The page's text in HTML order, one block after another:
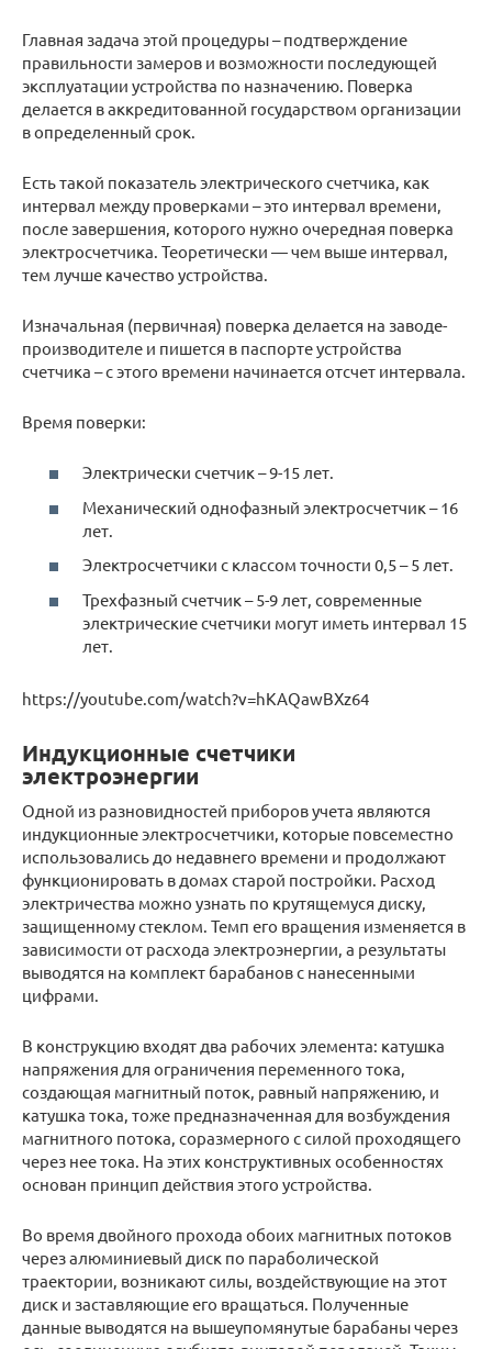
Главная задача этой процедуры – подтверждение
правильности замеров и возможности последующей
эксплуатации устройства по назначению. Поверка
делается в аккредитованной государством организации
в определенный срок.
Есть такой показатель электрического счетчика, как
интервал между проверками – это интервал времени,
после завершения, которого нужно очередная поверка
электросчетчика. Теоретически — чем выше интервал,
тем лучше качество устройства.
Изначальная (первичная) поверка делается на заводе-
производителе и пишется в паспорте устройства
счетчика – с этого времени начинается отсчет интервала.
Время поверки:
Электрически счетчик – 9-15 лет.
Механический однофазный электросчетчик – 16
лет.
Электросчетчики с классом точности 0,5 – 5 лет.
Трехфазный счетчик – 5-9 лет, современные
электрические счетчики могут иметь интервал 15
лет.
https://youtube.com/watch?v=hKAQawBXz64
Индукционные счетчики
электроэнергии
Одной из разновидностей приборов учета являются
индукционные электросчетчики, которые повсеместно
использовались до недавнего времени и продолжают
функционировать в домах старой постройки. Расход
электричества можно узнать по крутящемуся диску,
защищенному стеклом. Темп его вращения изменяется в
зависимости от расхода электроэнергии, а результаты
выводятся на комплект барабанов с нанесенными
цифрами.
В конструкцию входят два рабочих элемента: катушка
напряжения для ограничения переменного тока,
создающая магнитный поток, равный напряжению, и
катушка тока, тоже предназначенная для возбуждения
магнитного потока, соразмерного с силой проходящего
через нее тока. На этих конструктивных особенностях
основан принцип действия этого устройства.
Во время двойного прохода обоих магнитных потоков
через алюминиевый диск по параболической
траектории, возникают силы, воздействующие на этот
диск и заставляющие его вращаться. Полученные
данные выводятся на вышеупомянутые барабаны через